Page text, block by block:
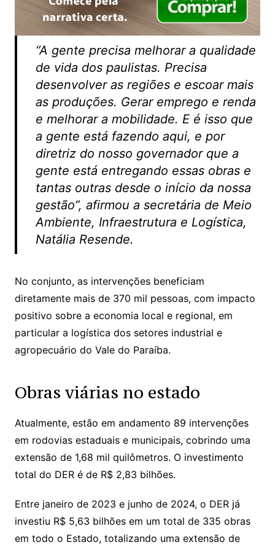
“A gente precisa melhorar a qualidade
de vida dos paulistas. Precisa
desenvolver as regiões e escoar mais
as produções. Gerar emprego e renda
e melhorar a mobilidade. E é isso que
a gente está fazendo aqui, e por
diretriz do nosso governador que a
gente está entregando essas obras e
tantas outras desde o início da nossa
gestão”, afirmou a secretária de Meio
Ambiente, Infraestrutura e Logística,
Natália Resende.
No conjunto, as intervenções beneficiam
diretamente mais de 370 mil pessoas, com impacto
positivo sobre a economia local e regional, em
particular a logística dos setores industrial e
agropecuário do Vale do Paraíba.
Obras viárias no estado
Atualmente, estão em andamento 89 intervenções
em rodovias estaduais e municipais, cobrindo uma
extensão de 1,68 mil quilômetros. O investimento
total do DER é de R$ 2,83 bilhões.
Entre janeiro de 2023 e junho de 2024, o DER já
investiu R$ 5,63 bilhões em um total de 335 obras
em todo o Estado, totalizando uma extensão de